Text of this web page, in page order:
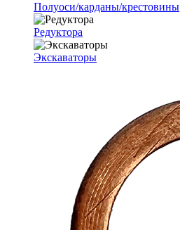
Полуоси/карданы/крестовины
Редуктора
Экскаваторы